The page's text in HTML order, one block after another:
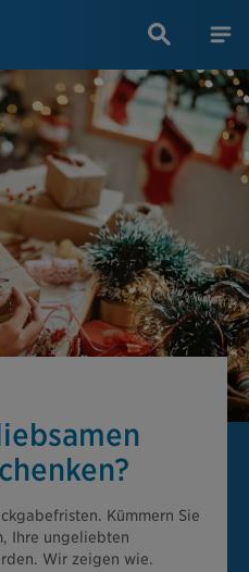
Kümmern Sie
Ihre ungeliebten
Wir zeigen wie.